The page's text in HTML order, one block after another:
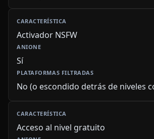
Activador NSFW
Sí
No (o escondido detrás de niveles
Acceso al nivel gratuito